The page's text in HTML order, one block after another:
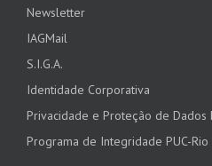
Newsletter
IAGMail
S.I.G.A.
Identidade Corporativa
Privacidade e Proteção de Dados
Programa de Integridade PUC-Rio